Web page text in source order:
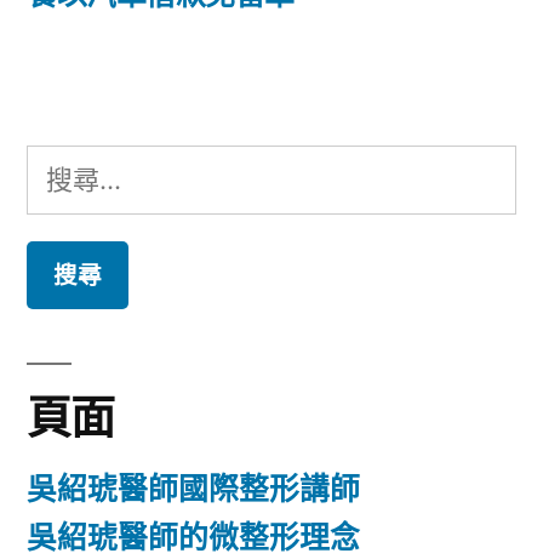
搜
尋
鍵
字:
頁面
吳紹琥醫師國際整形講師
吳紹琥醫師的微整形理念